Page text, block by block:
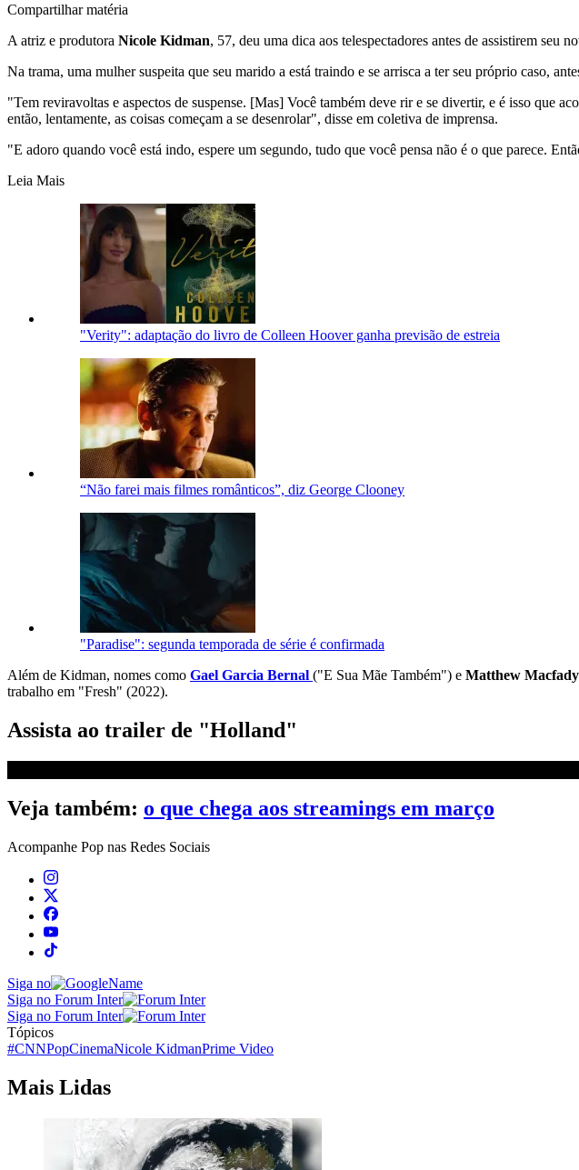
Compartilhar matéria
A atriz e produtora Nicole Kidman, 57, deu uma dica aos telespectadores antes de assistirem seu
Na trama, uma mulher suspeita que seu marido a está traindo e se arrisca a ter seu próprio caso,
"Tem reviravoltas e aspectos de suspense. [Mas] Você também deve rir e se divertir, e é isso que
então, lentamente, as coisas começam a se desenrolar", disse em coletiva de imprensa.
"E adoro quando você está indo, espere um segundo, tudo que você pensa não é o que parece.
Leia Mais
"Verity": adaptação do livro de Colleen Hoover ganha previsão de estreia
“Não farei mais filmes românticos”, diz George Clooney
"Paradise": segunda temporada de série é confirmada
Além de Kidman, nomes como Gael Garcia Bernal ("E Sua Mãe Também") e Matthew
trabalho em "Fresh" (2022).
Assista ao trailer de "Holland"
Veja também: o que chega aos streamings em março
Acompanhe Pop nas Redes Sociais
Siga no
Siga no Forum Inter
Siga no Forum Inter
Tópicos
#CNNPopCinemaNicole KidmanPrime Video
Mais Lidas